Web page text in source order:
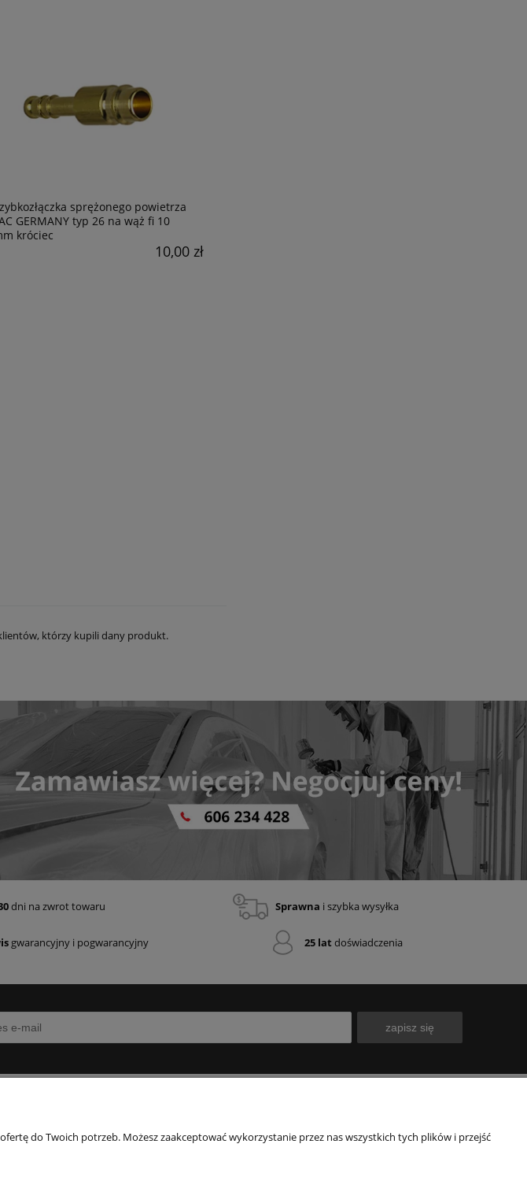
sprężonego powietrza
GERMANY typ 26 na wąż fi 10
króciec
10,00 zł
którzy kupili dany produkt.
dni na zwrot towaru Sprawna i szybka wysyłka
gwarancyjny i pogwarancyjny 25 lat doświadczenia
zapisz się
do Twoich potrzeb. Możesz zaakceptować wykorzystanie przez nas wszystkich tych plików i przejść